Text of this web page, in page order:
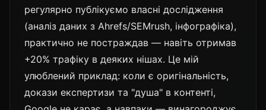
регулярно публікуємо власні дослідження
(аналіз даних з Ahrefs/SEMrush, інфографіка),
практично не постраждав — навіть отримав
+20% трафіку в деяких нішах. Це мій
улюблений приклад: коли є оригінальність,
докази експертизи та "душа" в контенті,